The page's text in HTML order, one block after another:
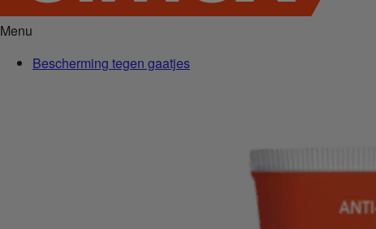
Menu
Bescherming tegen gaatjes